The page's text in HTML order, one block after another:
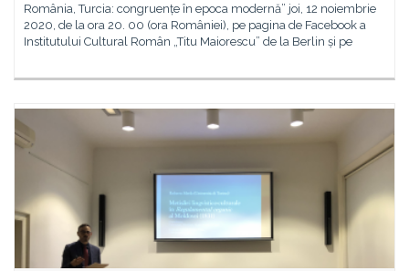
România, Turcia: congruențe în epoca modernă” joi, 12 noiembrie
2020, de la ora 20. 00 (ora României), pe pagina de Facebook a
Institutului Cultural Român „Titu Maiorescu” de la Berlin și pe